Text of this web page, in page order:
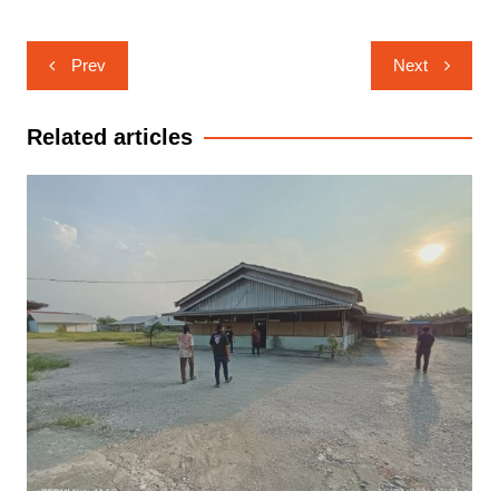
Navigasi
pos
Prev Next
Related articles